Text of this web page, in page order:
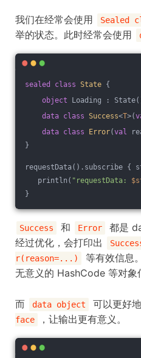
我们在经常会使用 Sealed
举的状态。此时经常会使用
sealed class State {
object Loading :
data class Success<T>(
data class Error(val
}
requestData().subscribe {
println( "requestData:
}
Success 和 Error 都是
经过优化，会打印出
r(reason=...)
等有效信息
无意义的 HashCode 等对象
而 data object 可以更好
face
，让输出更有意义。